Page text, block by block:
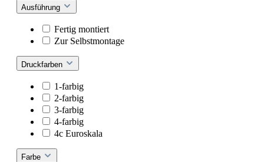
Ausführung
Fertig montiert
Zur Selbstmontage
Druckfarben
1-farbig
2-farbig
3-farbig
4-farbig
4c Euroskala
Farbe